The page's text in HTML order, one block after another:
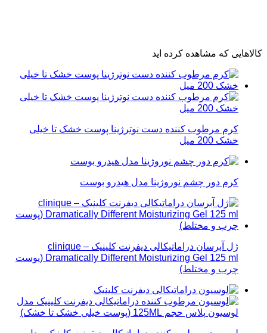
کالاهایی که مشاهده کرده اید
کرم مرطوب کننده دست نوترژینا پوست خشک تا خیلی
خشک 200 میل
کرم دور چشم نوروژینا مدل هیدرو بوست
ژل آبرسان دراماتیکالی دیفرنت کلینیک – clinique
Dramatically Different Moisturizing Gel 125 ml (پوست
چرب و مختلط)